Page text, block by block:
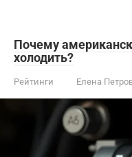
Почему
холодить?
Рейтинги Елена